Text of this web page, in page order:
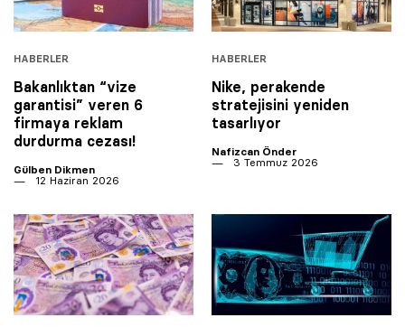
HABERLER
Bakanlıktan “vize
garantisi” veren 6
firmaya reklam
durdurma cezası!
Gülben Dikmen
12 Haziran 2026
HABERLER
Nike, perakende
stratejisini yeniden
tasarlıyor
Nafizcan Önder
3 Temmuz 2026